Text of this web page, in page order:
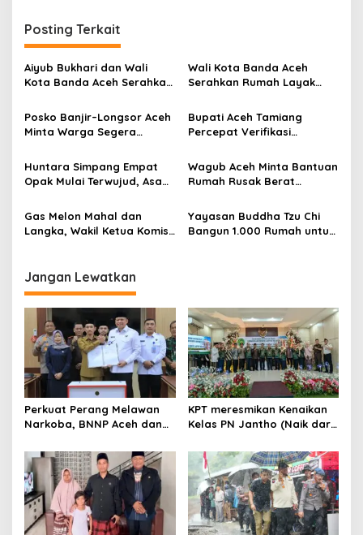
a
s
i
o
Posting Terkait
Aiyub Bukhari dan Wali
Kota Banda Aceh Serahkan
Lambaro Skep
Wali Kota Banda Aceh
Serahkan Rumah Layak
Skep
Posko Banjir–Longsor Aceh
Minta Warga Segera
Rumah hingga 15 Januari
Bupati Aceh Tamiang
Percepat Verifikasi
Pascabanjir
Huntara Simpang Empat
Opak Mulai Terwujud, Asa
Kehilangan Rumah
Wagub Aceh Minta Bantuan
Rumah Rusak Berat
Gas Melon Mahal dan
Langka, Wakil Ketua Komisi
Yayasan Buddha Tzu Chi
Bangun 1.000 Rumah untuk
Jangan Lewatkan
Perkuat Perang Melawan
Narkoba, BNNP Aceh dan
ULT P4GN
KPT meresmikan Kenaikan
Kelas PN Jantho (Naik dari